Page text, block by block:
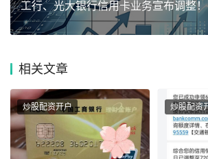
工行、光大银行信用卡业务宣布调整！
相关文章
炒股配资开户 炒股配资